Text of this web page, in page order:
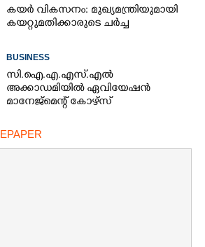
കയർ വികസനം: മുഖ്യമന്ത്രിയുമായി
കയറ്റുമതിക്കാരുടെ ചർച്ച
BUSINESS
സി.ഐ.എ.എസ്.എൽ
അക്കാഡമിയിൽ ഏവിയേഷൻ
മാനേജ്മെന്റ് കോഴ്സ്
EPAPER